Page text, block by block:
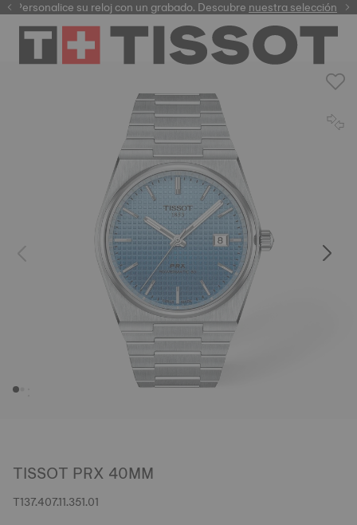
Personalice su reloj con un grabado. Descubrenuestra selección
garantía digital
TISSOT PRX 40MM
T137.407.11.351.01